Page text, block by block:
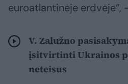
euroatlantinėje erdvėje“,
V. Zalužno
įsitvirtinti Ukrainos
neteisus